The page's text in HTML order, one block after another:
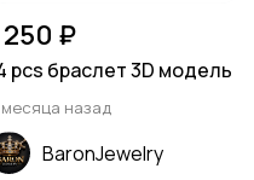
250 ₽
pcs браслет 3D модель
назад
BaronJewelry